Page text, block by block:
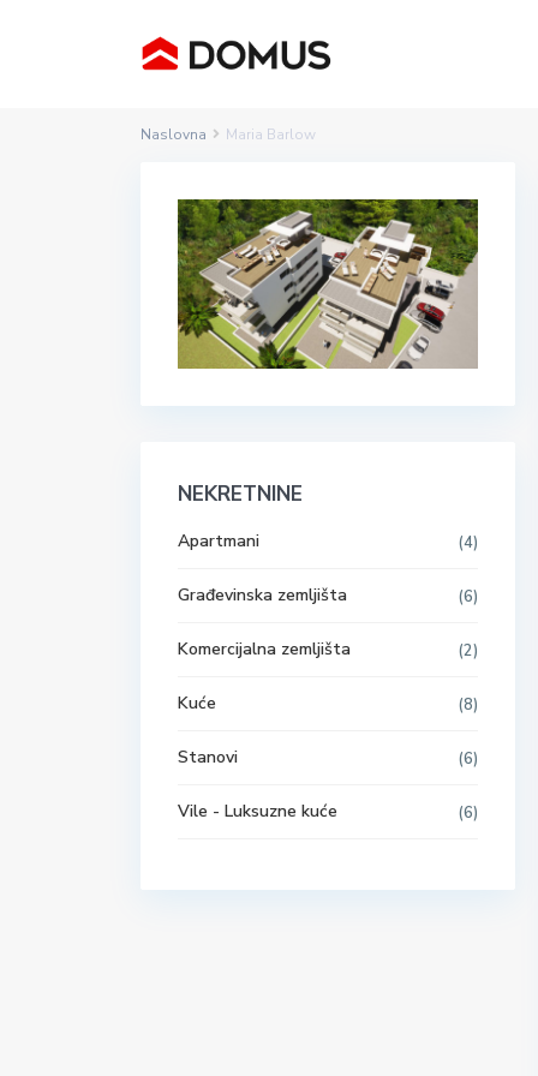
Naslovna Maria Barlow
NEKRETNINE
Apartmani (4)
Građevinska zemljišta (6)
Komercijalna zemljišta (2)
Kuće (8)
Stanovi (6)
Vile - Luksuzne kuće (6)